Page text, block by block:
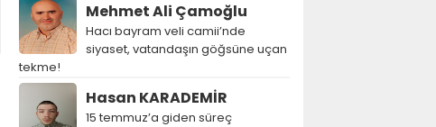
Mehmet Ali Çamoğlu
Hacı bayram veli camii’nde
siyaset, vatandaşın göğsüne uçan
tekme!
Hasan KARADEMİR
15 temmuz’a giden süreç